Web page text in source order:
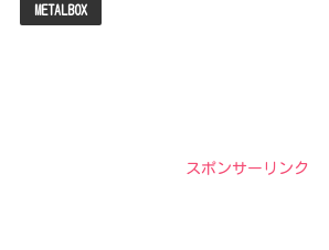
METALBOX
スポンサーリンク